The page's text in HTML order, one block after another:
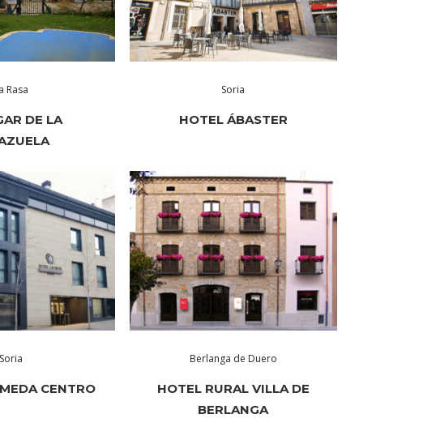
Rasa
DE LA
Soria
HOTEL ÁBASTER
Soria
CENTRO
Berlanga de Duero
HOTEL RURAL VILLA DE
BERLANGA